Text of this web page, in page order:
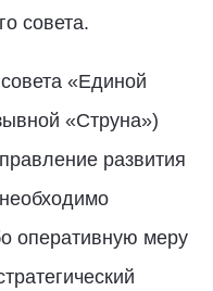
совета.
«Единой
«Струна»)
развития
оперативную меру